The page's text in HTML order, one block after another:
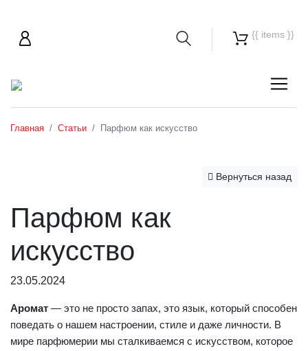
{{ items }}
Главная Статьи Парфюм как искусство
Вернуться назад
Парфюм как
искусство
23.05.2024
Аромат — это не просто запах, это язык, который способен
поведать о нашем настроении, стиле и даже личности. В
мире парфюмерии мы сталкиваемся с искусством, которое